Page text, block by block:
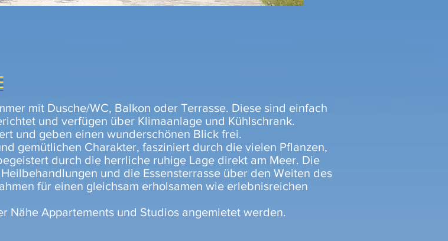
mit Dusche/WC, Balkon oder Terrasse. Diese sind einfach
und verfügen über Klimaanlage und Kühlschrank.
und geben einen wunderschönen Blick frei.
gemütlichen Charakter, fasziniert durch die vielen Pflanzen,
durch die herrliche ruhige Lage direkt am Meer. Die
und die Essensterrasse über den Weiten des
für einen gleichsam erholsamen wie erlebnisreichen
Nähe Appartements und Studios angemietet werden.